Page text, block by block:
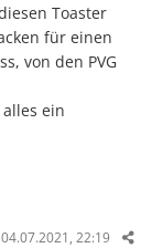
Toaster
für einen
von den PVG
ein
04.07.2021, 22:19